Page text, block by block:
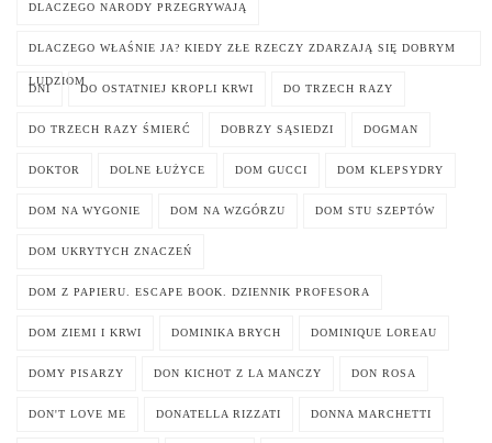
DLACZEGO NARODY PRZEGRYWAJĄ
DLACZEGO WŁAŚNIE JA? KIEDY ZŁE RZECZY ZDARZAJĄ SIĘ DOBRYM
LUDZIOM
DNI DO OSTATNIEJ KROPLI KRWI DO TRZECH RAZY
DO TRZECH RAZY ŚMIERĆ DOBRZY SĄSIEDZI DOGMAN
DOKTOR DOLNE ŁUŻYCE DOM GUCCI DOM KLEPSYDRY
DOM NA WYGONIE DOM NA WZGÓRZU DOM STU SZEPTÓW
DOM UKRYTYCH ZNACZEŃ
DOM Z PAPIERU. ESCAPE BOOK. DZIENNIK PROFESORA
DOM ZIEMI I KRWI DOMINIKA BRYCH DOMINIQUE LOREAU
DOMY PISARZY DON KICHOT Z LA MANCZY DON ROSA
DON'T LOVE ME DONATELLA RIZZATI DONNA MARCHETTI